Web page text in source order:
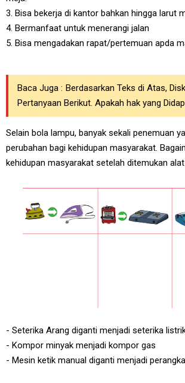
3. Bisa bekerja di kantor bahkan hingga larut
4. Bermanfaat untuk menerangi jalan
5. Bisa mengadakan rapat/pertemuan apda
Baca Juga : Berdasarkan Teks di Atas,
Pertanyaan Berikut. Apakah hak yang
Selain bola lampu, banyak sekali penemuan
perubahan bagi kehidupan masyarakat.
kehidupan masyarakat setelah ditemukan
- Seterika Arang diganti menjadi seterika
- Kompor minyak menjadi kompor gas
- Mesin ketik manual diganti menjadi